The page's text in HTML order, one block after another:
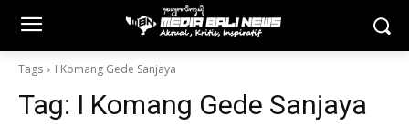
Tags I Komang Gede Sanjaya
Tag: I Komang Gede Sanjaya